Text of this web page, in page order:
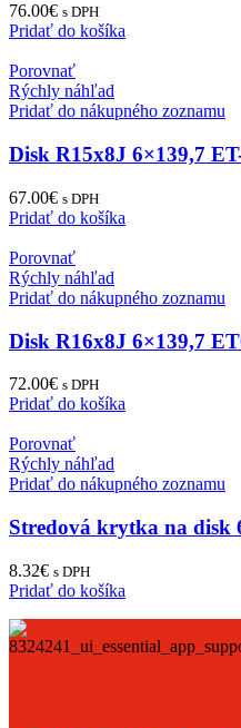
76.00€ s DPH
Pridať do košíka
Porovnať
Rýchly náhľad
Pridať do nákupného zoznamu
Disk R15x8J 6×139,7
67.00€ s DPH
Pridať do košíka
Porovnať
Rýchly náhľad
Pridať do nákupného zoznamu
Disk R16x8J 6×139,7
72.00€ s DPH
Pridať do košíka
Porovnať
Rýchly náhľad
Pridať do nákupného zoznamu
Stredová krytka na disk
8.32€ s DPH
Pridať do košíka